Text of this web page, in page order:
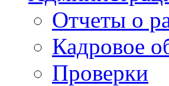
Отчеты о
Кадровое
Проверки